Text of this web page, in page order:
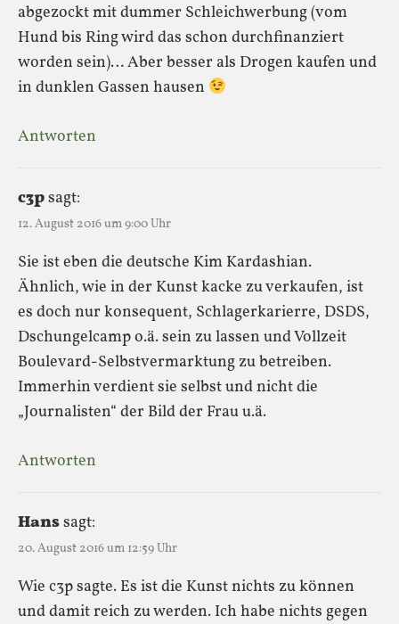
abgezockt mit dummer Schleichwerbung (vom
Hund bis Ring wird das schon durchfinanziert
worden sein)… Aber besser als Drogen kaufen und
in dunklen Gassen hausen
Antworten
c3psagt:
12. August 2016 um 9:00 Uhr
Sie ist eben die deutsche Kim Kardashian.
Ähnlich, wie in der Kunst kacke zu verkaufen, ist
es doch nur konsequent, Schlagerkarierre, DSDS,
Dschungelcamp o.ä. sein zu lassen und Vollzeit
Boulevard-Selbstvermarktung zu betreiben.
Immerhin verdient sie selbst und nicht die
„Journalisten“ der Bild der Frau u.ä.
Antworten
Hanssagt:
20. August 2016 um 12:59 Uhr
Wie c3p sagte. Es ist die Kunst nichts zu können
und damit reich zu werden. Ich habe nichts gegen